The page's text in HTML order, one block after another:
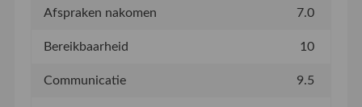
Afspraken nakomen 7.0
Bereikbaarheid 10
Communicatie 9.5